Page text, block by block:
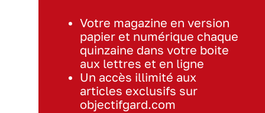
Votre magazine en version
papier et numérique chaque
quinzaine dans votre boite
aux lettres et en ligne
Un accès illimité aux
articles exclusifs sur
objectifgard.com